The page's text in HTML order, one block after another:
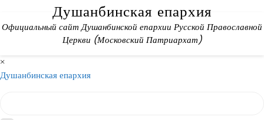
content
Душанбинская епархия
Официальный сайт Душанбинской епархии Русской Православной
Церкви (Московский Патриархат)
×
Душанбинская епархия